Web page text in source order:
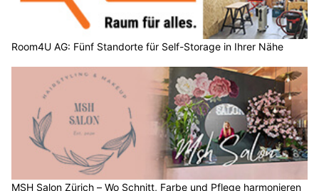
Room4U AG: Fünf Standorte für Self-Storage in Ihrer Nähe
MSH Salon Zürich – Wo Schnitt, Farbe und Pflege harmonieren